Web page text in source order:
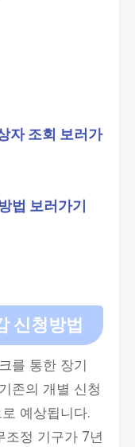
자 조회 보러가
법 보러가기
신청방법
를 통한 장기
존의 개별 신청
예상됩니다.
조정 기구가 7년